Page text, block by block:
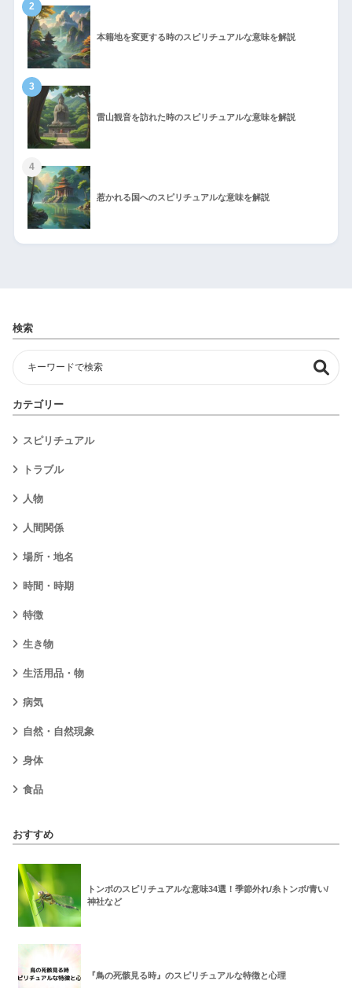
2
本籍地を変更する時のスピリチュアルな意味を解説
3
雷山観音を訪れた時のスピリチュアルな意味を解説
4
惹かれる国へのスピリチュアルな意味を解説
検索
カテゴリー
スピリチュアル
トラブル
人物
人間関係
場所・地名
時間・時期
特徴
生き物
生活用品・物
病気
自然・自然現象
身体
食品
おすすめ
トンボのスピリチュアルな意味34選！季節外れ/糸トンボ/青い/
神社など
『鳥の死骸見る時』のスピリチュアルな特徴と心理